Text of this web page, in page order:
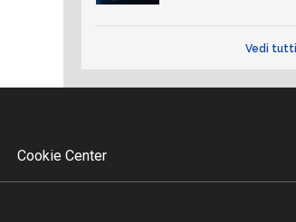
Vedi
Cookie Center